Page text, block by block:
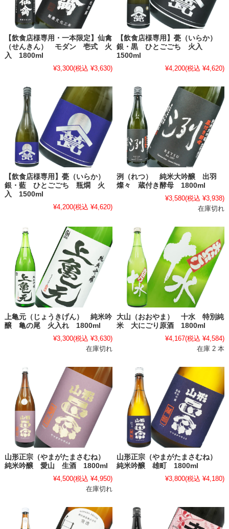
【飲食店様専用・一本限定】仙禽
（せんきん） モダン 壱式 火
入 1800ml
¥3,300(税込 ¥3,630)
【飲食店様専用】甍（いらか）
銀・黒 ひとごごち 火入
1500ml
¥4,200(税込 ¥4,620)
【飲食店様専用】甍（いらか）
銀・藍 ひとごごち 瓶燗 火
入 1500ml
¥4,200(税込 ¥4,620)
洌（れつ） 純米大吟醸 出羽
燦々 蔵付き酵母 1800ml
¥3,580(税込 ¥3,938)
在庫切れ
上亀元（じょうきげん） 純米吟
醸 亀の尾 火入れ 1800ml
¥3,300(税込 ¥3,630)
在庫切れ
大山（おおやま） 十水 特別純
米 大にごり原酒 1800ml
¥4,167(税込 ¥4,584)
在庫 2 本
山形正宗（やまがたまさむね）
純米吟醸 愛山 生酒 1800ml
¥4,500(税込 ¥4,950)
在庫切れ
山形正宗（やまがたまさむね）
純米吟醸 雄町 1800ml
¥3,800(税込 ¥4,180)